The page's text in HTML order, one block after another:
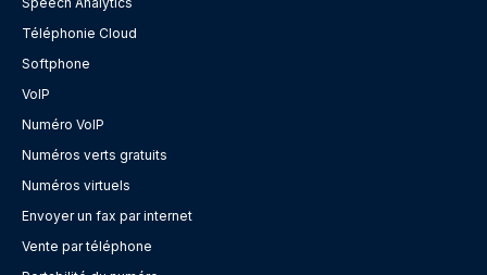
Téléphonie Cloud
Softphone
VoIP
Numéro VoIP
Numéros verts gratuits
Numéros virtuels
Envoyer un fax par internet
Vente par téléphone